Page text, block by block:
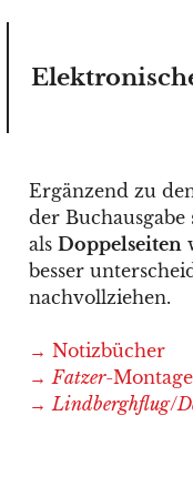
Ergänzend zu
der
als Doppelseiten
besser
nachvollziehen.
→ Notizbücher
→Fatzer-
→Lindberghflug/